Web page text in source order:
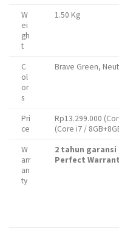
W
ei
gh
t
1.50 Kg
C
ol
or
s
Brave Green,
Pri
ce
Rp13.299.000
(Core i7 /
W
arr
an
ty
2 tahun
Perfect